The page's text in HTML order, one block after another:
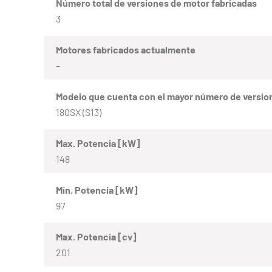
Número total de versiones de motor fabricadas
3
Motores fabricados actualmente
–
Modelo que cuenta con el mayor número de
180SX (S13)
Max. Potencia [kW]
148
Mín. Potencia [kW]
97
Max. Potencia [cv]
201